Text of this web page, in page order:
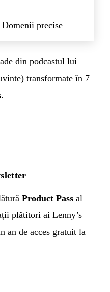
Domenii precise
din podcastul lui
transformate în 7
Product Pass al
plătitori ai Lenny’s
an de acces gratuit la